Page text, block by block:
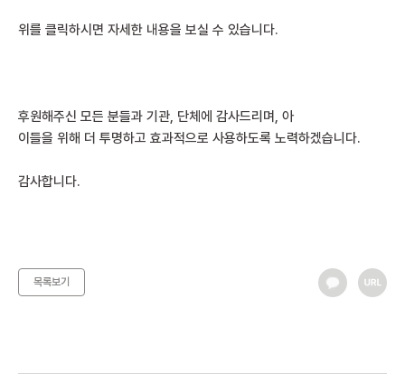
위를 클릭하시면 자세한 내용을 보실 수 있습니다.
후원해주신 모든 분들과 기관, 단체에 감사드리며, 아
이들을 위해 더 투명하고 효과적으로 사용하도록 노력하겠습니다.
감사합니다.
목록보기